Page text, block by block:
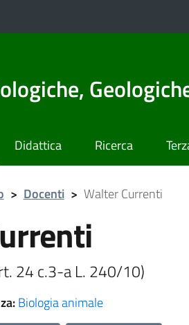
Didattica Ricerca
> Docenti > Walter Currenti
24 c.3-a L. 240/10)
Biologia animale